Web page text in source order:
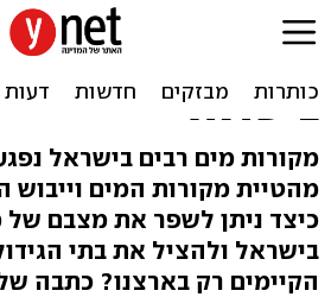
לפני שיהיה מאוחר:
להציל את בתי
בישראל
מקורות מים רבים בישראל
מהטיית מקורות המים
כיצד ניתן לשפר את מצבם של
בישראל ולהציל את בתי
הקיימים רק בארצנו? כתבה